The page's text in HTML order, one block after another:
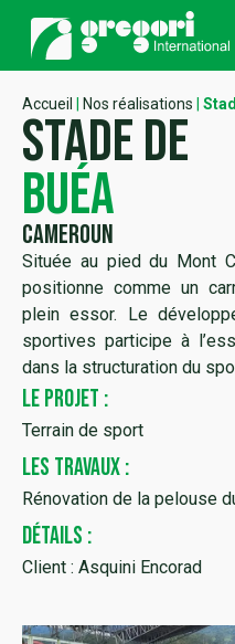
Accueil Nos réalisations
Stade de
buéa
Cameroun
Située au pied du Mont
positionne comme un
plein essor. Le
sportives participe à
dans la structuration du
LE PROJET :
Terrain de sport
LES TRAVAUX :
Rénovation de la pelouse
DÉTAILS :
Client : Asquini Encorad